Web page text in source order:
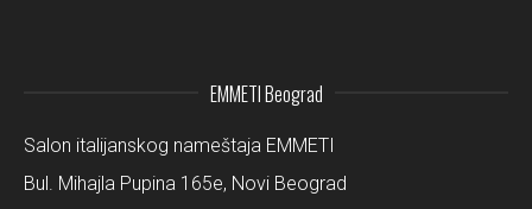
EMMETI Beograd
Salon italijanskog nameštaja EMMETI
Bul. Mihajla Pupina 165e, Novi Beograd